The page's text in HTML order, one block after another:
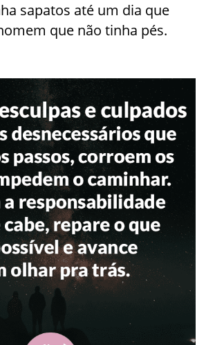
sapatos até um dia que
que não tinha pés.